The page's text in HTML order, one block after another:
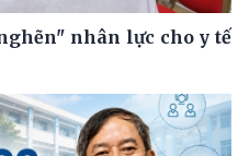
nhân lực cho y tế